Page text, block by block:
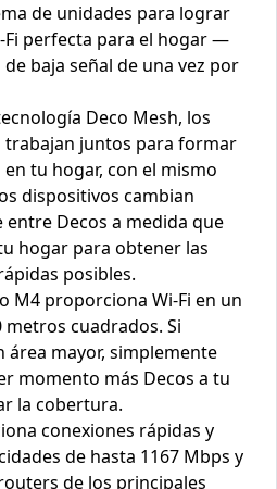
de unidades para lograr
Fi perfecta para el hogar —
de baja señal de una vez por
Deco Mesh, los
trabajan juntos para formar
tu hogar, con el mismo
dispositivos cambian
Decos a medida que
hogar para obtener las
posibles.
M4 proporciona Wi-Fi en un
metros cuadrados. Si
área mayor, simplemente
momento más Decos a tu
la cobertura.
conexiones rápidas y
de hasta 1167 Mbps y
de los principales